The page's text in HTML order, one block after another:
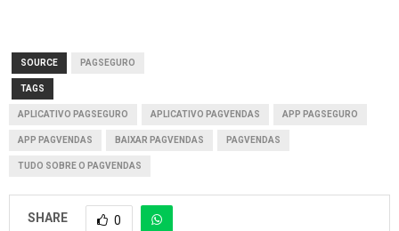
SOURCE PAGSEGURO
TAGS
APLICATIVO PAGSEGURO APLICATIVO PAGVENDAS APP PAGSEGURO
APP PAGVENDAS BAIXAR PAGVENDAS PAGVENDAS
TUDO SOBRE O PAGVENDAS
SHARE 0